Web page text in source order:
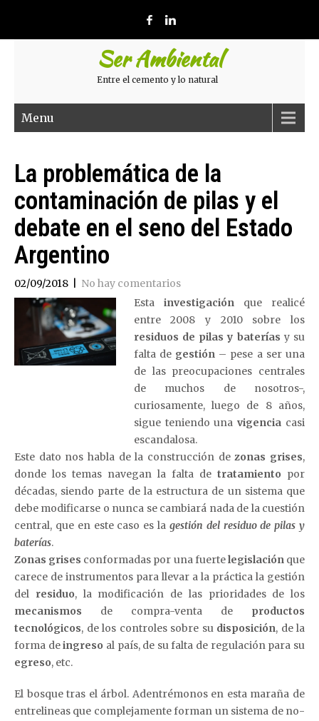
Ser Ambiental
Entre el cemento y lo natural
Menu
La problemática de la
contaminación de pilas y el
debate en el seno del Estado
Argentino
02/09/2018
No hay comentarios
Esta investigaciónque realicé
entre 2008 y 2010 sobre los
residuos de pilas y baterías y su
falta de gestión – pese a ser una
de las preocupaciones centrales
de muchos de nosotros-,
curiosamente, luego de 8 años,
sigue teniendo unavigencia casi
escandalosa.
Este dato nos habla de la construcción dezonas grises,
donde los temas navegan la falta de tratamiento por
décadas, siendo parte de la estructura de un sistema que
debe modificarse o nunca se cambiará nada de la cuestión
central, que en este caso es la gestión del residuo de pilas y
baterías.
Zonas grises conformadas por una fuertelegislaciónque
carece de instrumentos para llevar a la práctica la gestión
del residuo, la modificación de las prioridades de los
mecanismos de compra-venta de productos
tecnológicos, de los controles sobre su disposición, de la
forma deingreso al país, de su falta de regulación para su
egreso, etc.
El bosque tras el árbol. Adentrémonos en esta maraña de
entrelineas que complejamente forman un sistema de no-